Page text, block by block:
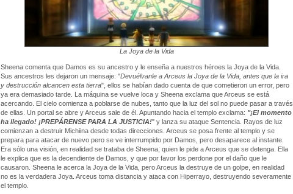
La Joya de la Vida
Sheena comenta que Damos es su ancestro y le enseña a nuestros héroes la Joya de la Vida.
Sus ancestros les dejaron un mensaje: "Devuélvanle a Arceus la Joya de la Vida, antes que la ira
y destrucción alcancen esta tierra", ellos se habían dado cuenta de que cometieron un error, pero
ya era demasiado tarde. La máquina se vuelve loca y Sheena exclama que Arceus se está
acercando. El cielo comienza a poblarse de nubes, tanto que la luz del sol no puede pasar a través
de ellas. Un portal se abre y Arceus sale de él. Apuntando hacia el templo exclama: "¡El momento
ha llegado! ¡PREPÁRENSE PARA LA JUSTICIA!" y lanza su ataque Sentencia. Rayos de luz
comienzan a destruir Michiina desde todas direcciones. Arceus se posa frente al templo y se
prepara para atacar de nuevo pero se ve interrumpido por Damos, pero desaparece al instante.
Era sólo una visión, en realidad se trataba de Sheena, quien le pide a Arceus que se detenga. Ella
le explica que es la decendiente de Damos, y que por favor los perdone por el daño que le
causaron. Sheena le acerca la Joya de la Vida, pero Arceus la destruye de un golpe, en realidad
no es la verdadera Joya. Arceus toma distancia y ataca con Hiperrayo, destruyendo severamente
el templo.